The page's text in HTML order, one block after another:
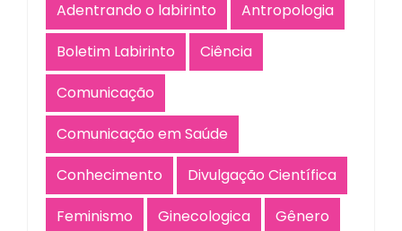
Adentrando o labirinto
Antropologia
Boletim Labirinto
Ciência
Comunicação
Comunicação em Saúde
Conhecimento
Divulgação Científica
Feminismo
Ginecologica
Gênero